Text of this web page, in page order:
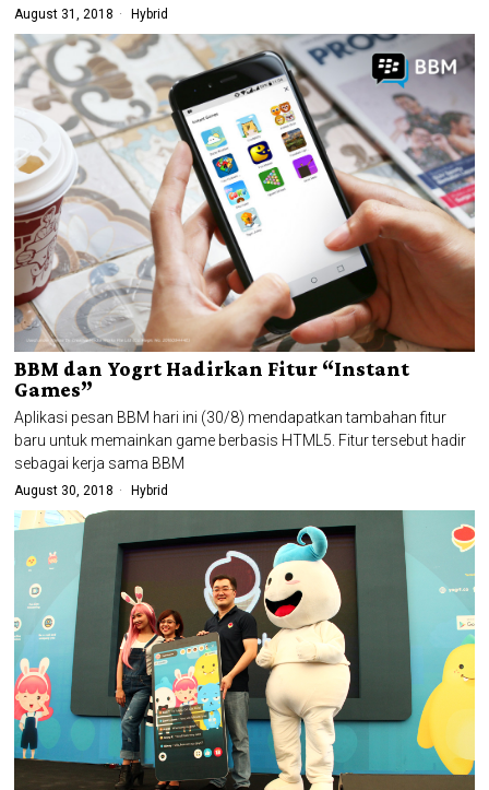
August 31, 2018 Hybrid
BBM dan Yogrt Hadirkan Fitur “Instant
Games”
Aplikasi pesan BBM hari ini (30/8) mendapatkan tambahan fitur
baru untuk memainkan game berbasis HTML5. Fitur tersebut hadir
sebagai kerja sama BBM
August 30, 2018 Hybrid